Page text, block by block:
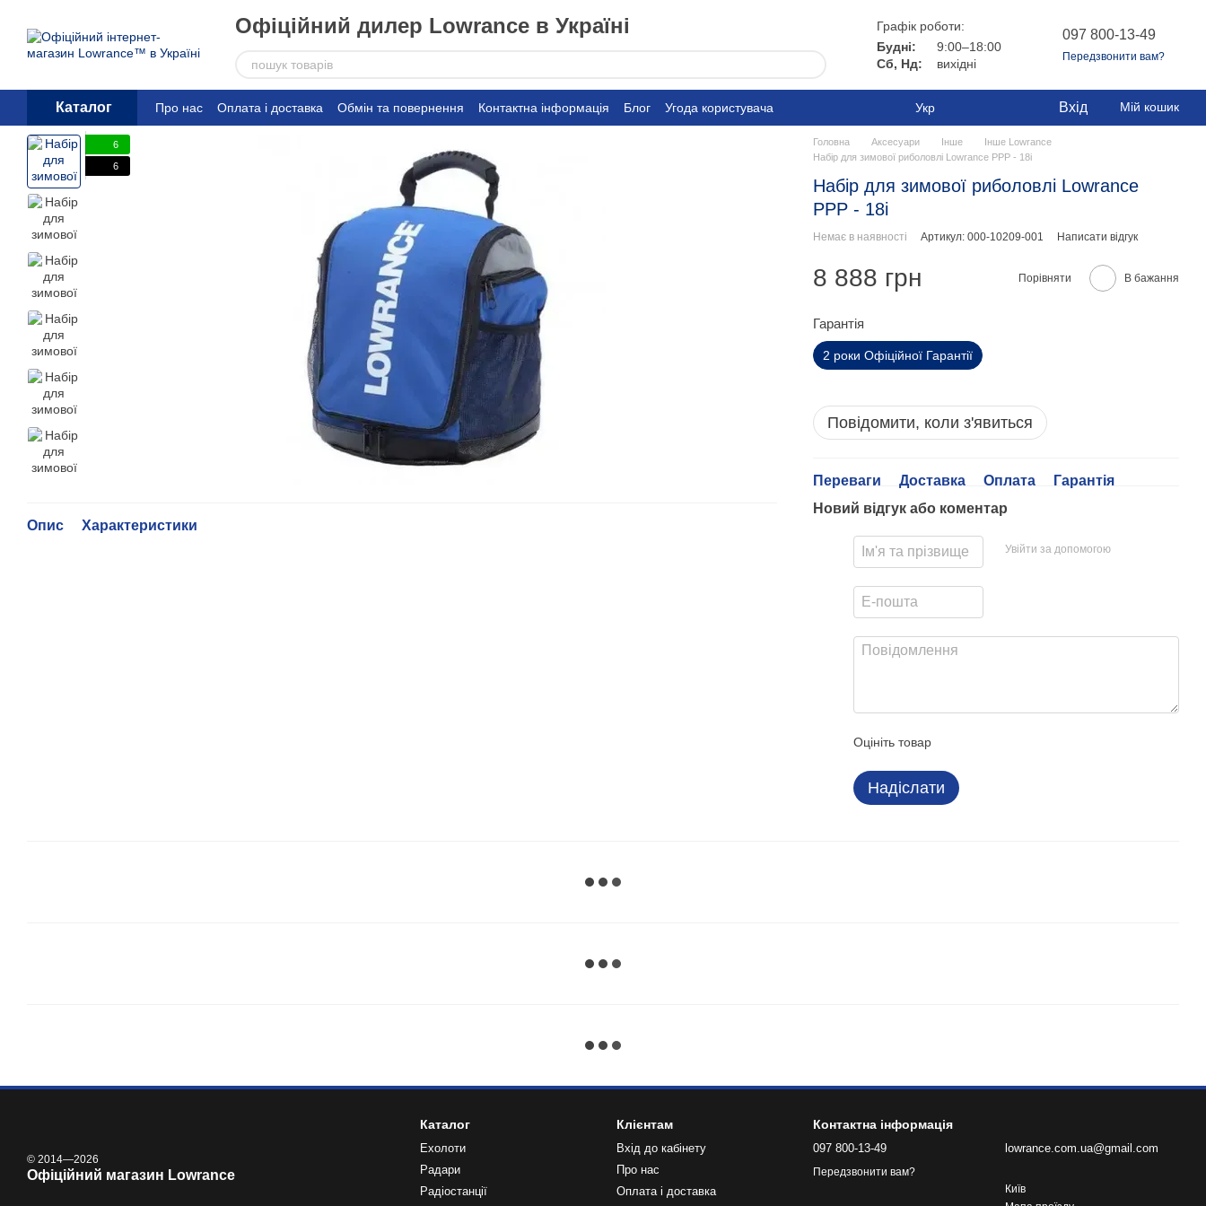
Офіційний дилер Lowrance в Україні
Графік роботи:
Будні:
9:00–18:00
Сб, Нд:
вихідні
097 800-13-49
Передзвонити вам?
Каталог Про нас Оплата і доставка Обмін та повернення Контактна інформація Блог Угода користувача Укр Вхід Мій кошик
6
6
Опис Характеристики
Головна Аксесуари Інше
Інше Lowrance
Набір для зимової риболовлі Lowrance PPP - 18i
Набір для зимової риболовлі Lowrance
PPP - 18i
Немає в наявності Артикул: 000-10209-001 Написати відгук
8 888 грн Порівняти В бажання
Гарантія
2 роки Офіційної Гарантії
Повідомити, коли з'явиться
Переваги Доставка Оплата
Гарантія
Новий відгук або коментар
Увійти за допомогою
Оцініть товар
Надіслати
© 2014—2026
Офіційний магазин Lowrance
Каталог
Ехолоти
Радари
Радіостанції
Клієнтам
Вхід до кабінету
Про нас
Оплата і доставка
Контактна інформація
097 800-13-49
Передзвонити вам?
lowrance.com.ua@gmail.com
Київ